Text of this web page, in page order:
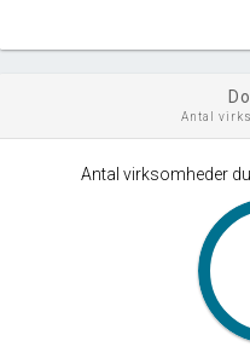
Antal
Antal virksomheder